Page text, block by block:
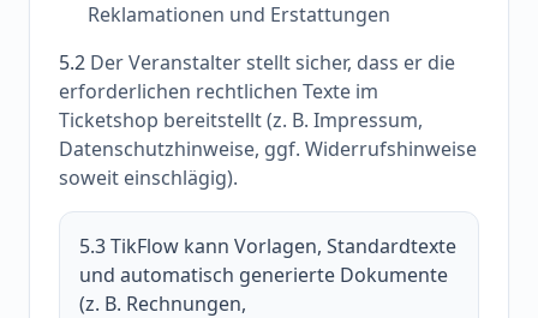
Reklamationen und Erstattungen
5.2 Der Veranstalter stellt sicher, dass er die
erforderlichen rechtlichen Texte im
Ticketshop bereitstellt (z. B. Impressum,
Datenschutzhinweise, ggf. Widerrufshinweise
soweit einschlägig).
5.3TikFlow kann Vorlagen, Standardtexte
und automatisch generierte Dokumente
(z. B. Rechnungen,